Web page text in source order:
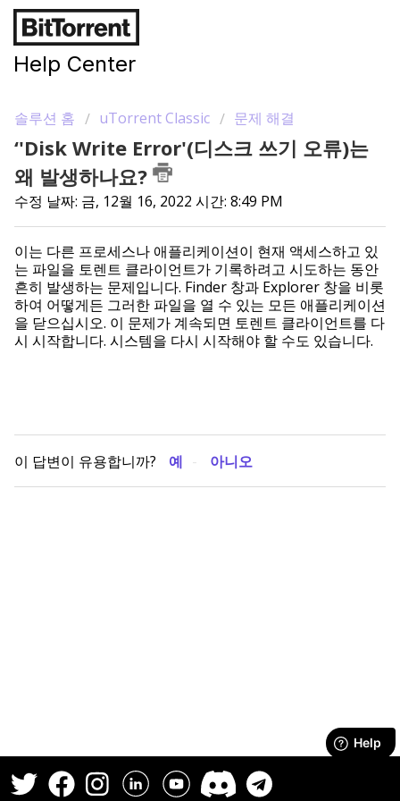
Help Center
솔루션 홈 uTorrent Classic 문제 해결
‘'Disk Write Error'(디스크 쓰기 오류)는
왜 발생하나요?
수정 날짜: 금, 12월 16, 2022 시간: 8:49 PM
이는 다른 프로세스나 애플리케이션이 현재 액세스하고 있
는 파일을 토렌트 클라이언트가 기록하려고 시도하는 동안
흔히 발생하는 문제입니다. Finder 창과 Explorer 창을 비롯
하여 어떻게든 그러한 파일을 열 수 있는 모든 애플리케이션
을 닫으십시오. 이 문제가 계속되면 토렌트 클라이언트를 다
시 시작합니다. 시스템을 다시 시작해야 할 수도 있습니다.
이 답변이 유용합니까? 예 아니오